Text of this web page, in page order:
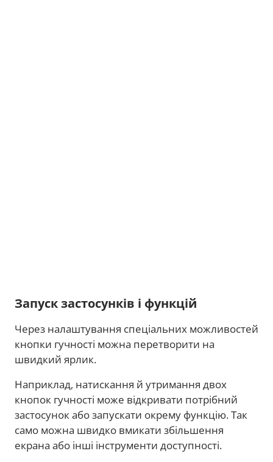
Запуск застосунків і функцій
Через налаштування спеціальних можливостей
кнопки гучності можна перетворити на
швидкий ярлик.
Наприклад, натискання й утримання двох
кнопок гучності може відкривати потрібний
застосунок або запускати окрему функцію. Так
само можна швидко вмикати збільшення
екрана або інші інструменти доступності.